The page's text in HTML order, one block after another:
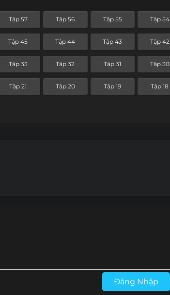
Tập 57 Tập 56 Tập 55 Tập 54
Tập 45 Tập 44 Tập 43 Tập 42
Tập 33 Tập 32 Tập 31 Tập 30
Tập 21 Tập 20 Tập 19 Tập 18
Đăng Nhập